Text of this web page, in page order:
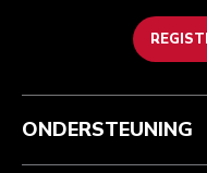
Health check
Je bestelling volgen
Garantie en documenten
Algemene voorwaarden
Retournering en terugbetaling
Imprint
Het merk
Zoek een winkel
ONDERSTEUNING